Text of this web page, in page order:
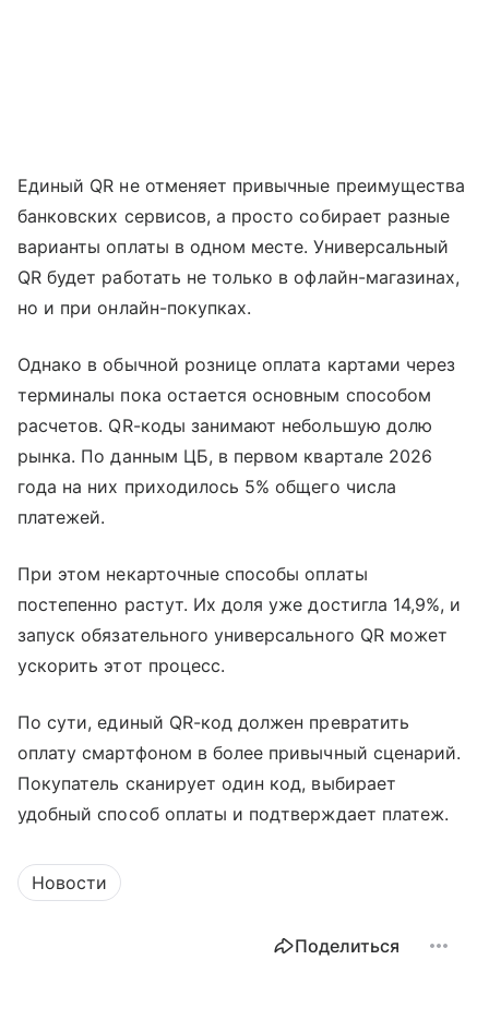
Единый QR не отменяет привычные преимущества
банковских сервисов, а просто собирает разные
варианты оплаты в одном месте. Универсальный
QR будет работать не только в офлайн-магазинах,
но и при онлайн-покупках.
Однако в обычной рознице оплата картами через
терминалы пока остается основным способом
расчетов. QR-коды занимают небольшую долю
рынка. По данным ЦБ, в первом квартале 2026
года на них приходилось 5% общего числа
платежей.
При этом некарточные способы оплаты
постепенно растут. Их доля уже достигла 14,9%, и
запуск обязательного универсального QR может
ускорить этот процесс.
По сути, единый QR-код должен превратить
оплату смартфоном в более привычный сценарий.
Покупатель сканирует один код, выбирает
удобный способ оплаты и подтверждает платеж.
Новости
Поделиться